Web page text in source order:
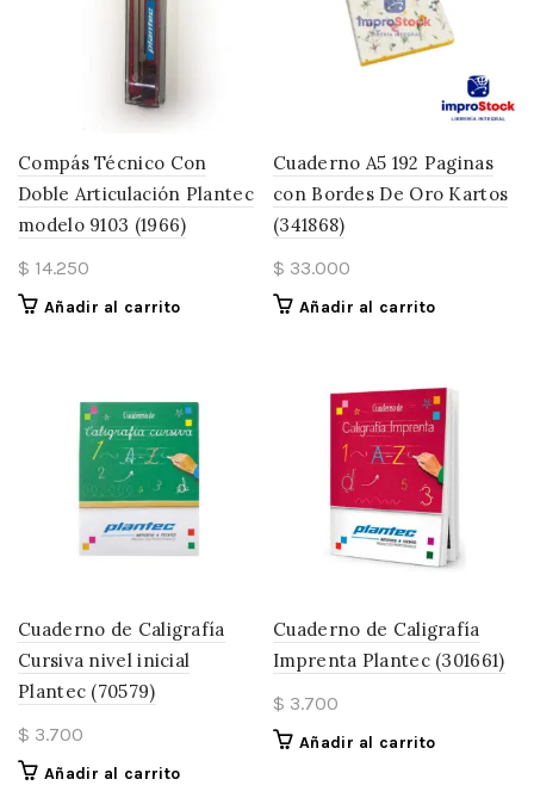
Compás Técnico Con
Doble Articulación Plantec
modelo 9103 (1966)
$ 14.250
Añadir al carrito
Cuaderno A5 192 Paginas
con Bordes De Oro Kartos
(341868)
$ 33.000
Añadir al carrito
Cuaderno de Caligrafía
Cursiva nivel inicial
Plantec (70579)
$ 3.700
Añadir al carrito
Cuaderno de Caligrafía
Imprenta Plantec (301661)
$ 3.700
Añadir al carrito